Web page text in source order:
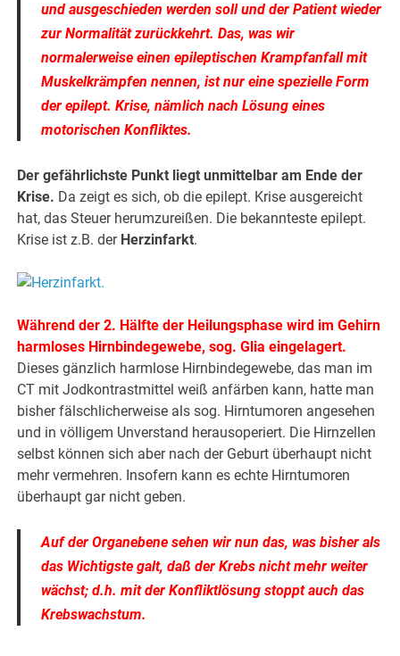
und ausgeschieden werden soll und der Patient wieder
zur Normalität zurückkehrt. Das, was wir
normalerweise einen epileptischen Krampfanfall mit
Muskelkrämpfen nennen, ist nur eine spezielle Form
der epilept. Krise, nämlich nach Lösung eines
motorischen Konfliktes.
Der gefährlichste Punkt liegt unmittelbar am Ende der
Krise. Da zeigt es sich, ob die epilept. Krise ausgereicht
hat, das Steuer herumzureißen. Die bekannteste epilept.
Krise ist z.B. der Herzinfarkt.
Während der 2. Hälfte der Heilungsphase wird im Gehirn
harmloses Hirnbindegewebe, sog. Glia eingelagert.
Dieses gänzlich harmlose Hirnbindegewebe, das man im
CT mit Jodkontrastmittel weiß anfärben kann, hatte man
bisher fälschlicherweise als sog. Hirntumoren angesehen
und in völligem Unverstand herausoperiert. Die Hirnzellen
selbst können sich aber nach der Geburt überhaupt nicht
mehr vermehren. Insofern kann es echte Hirntumoren
überhaupt gar nicht geben.
Auf der Organebene sehen wir nun das, was bisher als
das Wichtigste galt, daß der Krebs nicht mehr weiter
wächst; d.h. mit der Konfliktlösung stoppt auch das
Krebswachstum.